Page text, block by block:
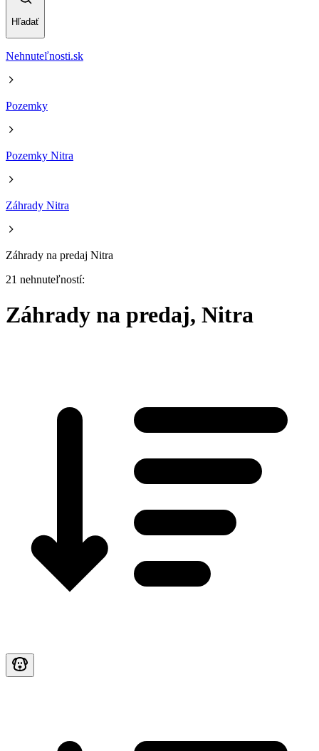
Hľadať
Nehnuteľnosti.sk
Pozemky
Pozemky Nitra
Záhrady Nitra
Záhrady na predaj Nitra
21 nehnuteľností:
Záhrady na predaj, Nitra